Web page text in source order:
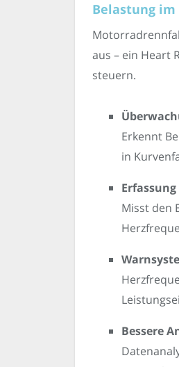
Belastung
aus – ein Heart
steuern.
Erkennt
in
Misst den
Bessere